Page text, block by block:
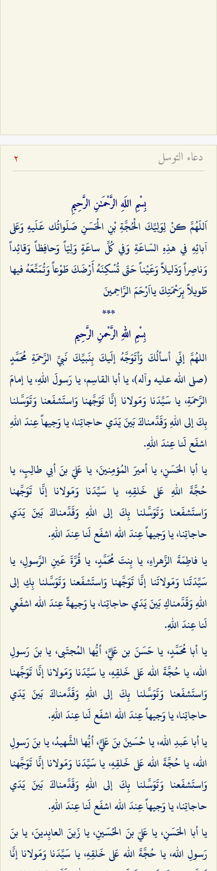
دعاء التوسل 2
بِسْمِ اللَهِ الرَّحْمَـٰنِ الرَّحِيمِ
اَللّهُمَّ كنْ لِوَلِيِّكَ الْحُجَّةِ بْنِ الْحَسَنِ صَلَواتُك عَلَيهِ وَعَلى
آبائِهِ في هذِهِ السّاعَةِ وَفي كُلِّ ساعَةٍ وَلِيّاً وَحافِظاً وَقائِداً
وَناصِراً وَدَليلاً وَعَيْناً حَتّى تُسْكِنَهُ أَرْضَكَ طَوْعاً وَتُمَتِّعَهُ فيها
طَويلاً بِرَحْمَتِكَ‌ يااَرْحَمَ الرَّاحِمينَ
***
بِسْمِ اللهِ الرَّحْمنِ الرَّحِيم
اللهُمَّ إنّي أسألُكَ وَأتَوَجَّهُ إلَيكَ بِنَبيِّكَ نَبيِّ الرَّحمَةِ مُحَمَّدٍ
(صلى الله عليه وآله)، يا أبا القاسِم، يا رَسولَ اللهِ، يا إمامَ
الرَّحمَةِ، يا سَيِّدَنا وَمَولانا إنَّا تَوَجَّهنا وَاستَشفَعنا وَتَوَسَّلنا
بِكَ إلى اللهِ وَقَدَّمناكَ بَينَ يَدَي حاجاتِنا، يا وَجيهاً عِندَ اللهِ
اشفَع لَنا عِندَ اللهِ.
يا أبا الحَسَنِ، يا أميرَ المُؤمِنينَ، يا عَليّ بنَ أبي طالِبٍ، يا
حُجَّةَ اللهِ عَلى خَلقِهِ، يا سَيِّدَنا وَمَولانا إنَّا تَوَجَّهنا
وَاستَشفَعنا وَتَوَسَّلنا بِكَ إلى اللهِ وَقَدَّمناكَ بَينَ يَدَي
حاجاتِنا، يا وَجيهاً عِندَ الله اشفَع لَنا عِندَ اللهِ.
يا فاطِمَةَ الزَّهراءِ، يا بِنتَ مُحَمَّدٍ، يا قُرَّةَ عَينِ الرَّسولِ، يا
سَيِّدَتَنا وَمَولاتَنا إنَّا تَوَجَّهنا وَاستَشفَعنا وَتَوَسَّلنا بِكِ إلى
اللهِ وَقَدَّمناكِ بَينَ يَدَي حاجاتِنا، يا وَجيهةً عِندَ الله اشفَعي
لَنا عِندَ اللهِ.
يا أبا مُحَمَّدٍ، يا حَسَنَ بن عَليٍّ، أيُّها المُجتَبى، يا بنَ رَسولِ
الله، يا حُجَّةَ الله عَلى خَلقِهِ، يا سَيِّدَنا وَمَولانا إنَّا تَوَجَّهنا
وَاستَشفَعنا وَتَوَسَّلنا بِكَ إلى اللهِ وَقَدَّمناكَ بَينَ يَدَي
حاجاتِنا، يا وَجيهاً عِندَ الله اشفَع لَنا عِندَ اللهِ.
يا أبا عَبدِ الله، يا حُسَينَ بنَ عَليٍّ، أيُّها الشَّهيدُ، يا بنَ رَسولِ
الله، يا حُجَّةَ الله عَلى خَلقِهِ، يا سَيِّدَنا وَمَولانا إنَّا تَوَجَّهنا
وَاستَشفَعنا وَتَوَسَّلنا بِكَ إلى اللهِ وَقَدَّمناكَ بَينَ يَدَي
حاجاتِنا، يا وَجيهاً عِندَ الله اشفَع لَنا عِندَ اللهِ.
يا أبا الحَسَنِ، يا عَليّ بنَ الحُسَينِ، يا زَينَ العابِدينَ، يا بنَ
رَسولِ الله، يا حُجَّةَ الله عَلى خَلقِهِ، يا سَيِّدَنا وَمَولانا إنَّا